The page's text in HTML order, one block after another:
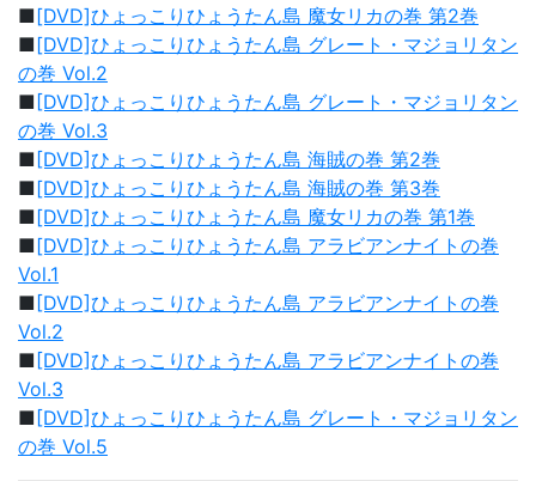
■[DVD]ひょっこりひょうたん島 魔女リカの巻 第2巻
■[DVD]ひょっこりひょうたん島 グレート・マジョリタン
の巻 Vol.2
■ [DVD]ひょっこりひょうたん島 グレート・マジョリタン
の巻 Vol.3
■ [DVD]ひょっこりひょうたん島 海賊の巻 第2巻
■[DVD]ひょっこりひょうたん島 海賊の巻 第3巻
■[DVD]ひょっこりひょうたん島 魔女リカの巻 第1巻
■[DVD]ひょっこりひょうたん島 アラビアンナイトの巻
Vol.1
■ [DVD]ひょっこりひょうたん島 アラビアンナイトの巻
Vol.2
■ [DVD]ひょっこりひょうたん島 アラビアンナイトの巻
Vol.3
■ [DVD]ひょっこりひょうたん島 グレート・マジョリタン
の巻 Vol.5